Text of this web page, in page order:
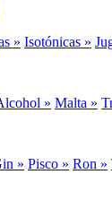
» Isotónicas »
» Malta »
» Pisco » Ron »